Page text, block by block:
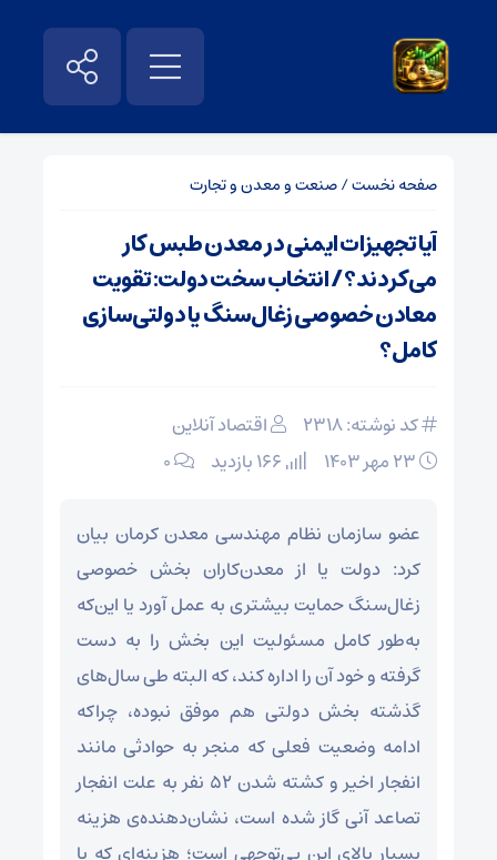
صفحه نخست/صنعت و معدن و تجارت
آیا تجهیزات ایمنی در معدن طبس کار
می‌کردند؟ / انتخاب سخت دولت: تقویت
معادن خصوصی زغال‌سنگ یا دولتی‌سازی
کامل؟
کد نوشته: 2318
اقتصاد آنلاین
۰
عضو سازمان نظام مهندسی معدن کرمان بیان
کرد: دولت یا از معدن‌کاران بخش خصوصی
زغال‌سنگ حمایت بیشتری به عمل آورد یا این‌که
به‌طور کامل مسئولیت این بخش را به دست
گرفته و خود آن را اداره کند، که البته طی سال‌های
گذشته بخش دولتی هم موفق نبوده، چراکه
ادامه وضعیت فعلی که منجر به حوادثی مانند
انفجار اخیر و کشته شدن ۵۲ نفر به علت انفجار
تصاعد آنی گاز شده است، نشان‌دهنده‌ی هزینه
بسیار بالای این بی‌توجهی است؛ هزینه‌ای که با